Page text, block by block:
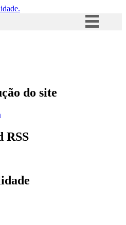
Acesso à informação
do site
RSS